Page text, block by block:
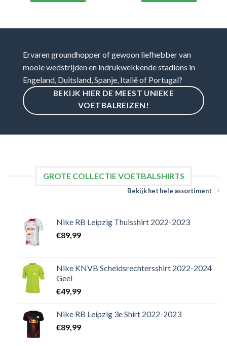
Ervaren groundhopper of gewoon liefhebber van
mooie wedstrijden en indrukwekkende stadions in
Engeland, Duitsland, Spanje, Italië of Portugal?
BEKIJK HIER DE MEEST UNIEKE
VOETBALREIZEN!
GROTE COLLECTIE VOETBALSHIRTS
Bekijk het hele assortiment
Nike RB Leipzig Thuisshirt 2022-2023
€89,99
Nike KNVB Scheidsrechtersshirt 2022-2024
Geel
€49,99
Nike RB Leipzig 3e Shirt 2022-2023
€89,99